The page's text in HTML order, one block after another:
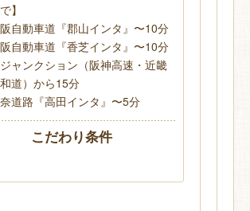
】
自動車道『郡山インタ』〜10分
自動車道『香芝インタ』〜10分
ャンクション（阪神高速・近畿
道）から15分
道路『高田インタ』〜5分
こだわり条件